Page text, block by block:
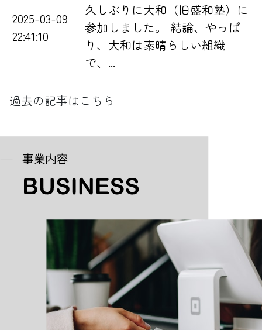
2025-03-09
22:41:10
久しぶりに大和（旧盛和塾）に
参加しました。 結論、やっぱ
り、大和は素晴らしい組織
で、...
過去の記事はこちら